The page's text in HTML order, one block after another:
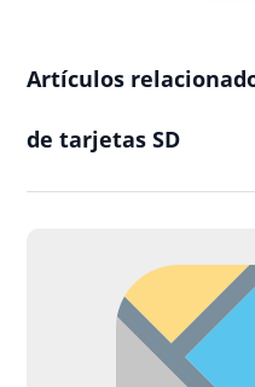
Artículos
de tarjetas SD